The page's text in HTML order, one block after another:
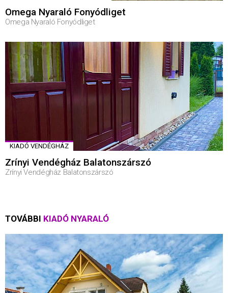
Omega Nyaraló Fonyódliget
Omega Nyaraló Fonyódliget
KIADÓ VENDÉGHÁZ
Zrínyi Vendégház Balatonszárszó
Zrínyi Vendégház Balatonszárszó
TOVÁBBI KIADÓ NYARALÓ